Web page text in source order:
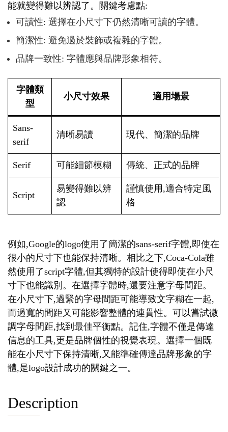
能就變得難以辨認了。關鍵考慮點:
可讀性: 選擇在小尺寸下仍然清晰可讀的字體。
簡潔性: 避免過於裝飾或複雜的字體。
品牌一致性: 字體應與品牌形象相符。
字體類
型
小尺寸效果 適用場景
Sans-
serif
清晰易讀 現代、簡潔的品牌
Serif 可能細節模糊 傳統、正式的品牌
Script
易變得難以辨
認
謹慎使用,適合特定風
格
例如,Google的logo使用了簡潔的sans-serif字體,即使在
很小的尺寸下也能保持清晰。相比之下,Coca-Cola雖
然使用了script字體,但其獨特的設計使得即使在小尺
寸下也能識別。在選擇字體時,還要注意字母間距。
在小尺寸下,過緊的字母間距可能導致文字糊在一起,
而過寬的間距又可能影響整體的連貫性。可以嘗試微
調字母間距,找到最佳平衡點。記住,字體不僅是傳達
信息的工具,更是品牌個性的視覺表現。選擇一個既
能在小尺寸下保持清晰,又能準確傳達品牌形象的字
體,是logo設計成功的關鍵之一。
Description